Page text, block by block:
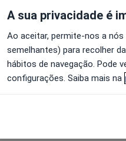
Síndrome do
mais detalhes
A sua privacidade é
Ao aceitar, permite-nos a
semelhantes) para recolher
hábitos de navegação. Pode
configurações. Saiba mais na